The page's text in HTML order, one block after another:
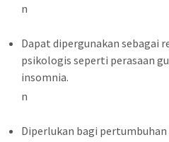
n
Dapat dipergunakan sebagai
psikologis seperti perasaan
insomnia.
n
Diperlukan bagi pertumbuhan